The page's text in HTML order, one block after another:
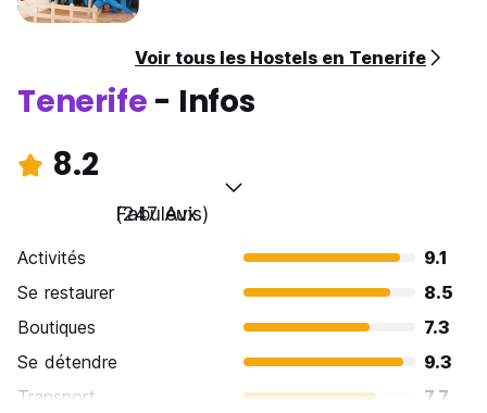
Voir tous les Hostels en Tenerife
Tenerife - Infos
8.2
Fabuleux
(247 Avis)
Activités
9.1
Se restaurer
8.5
Boutiques
7.3
Se détendre
9.3
Transport
7.7